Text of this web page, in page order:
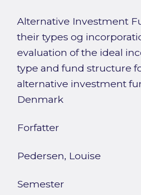
Alternative Investment
their types og
evaluation of the ideal
type and fund structure
alternative investment
Denmark
Forfatter
Pedersen, Louise
Semester